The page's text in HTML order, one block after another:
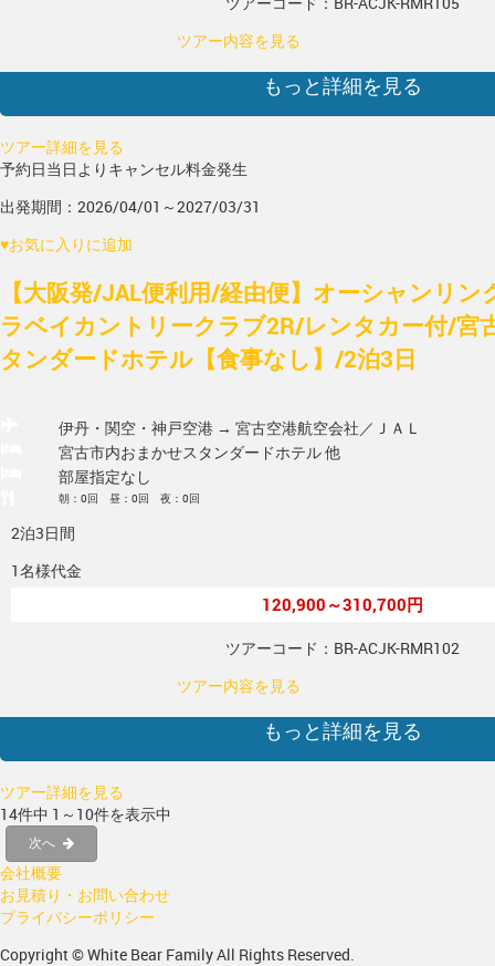
ツアー内容を見る
もっと詳細を見る
ツアー詳細を見る
予約日当日よりキャンセル料金発生
出発期間：2026/04/01～2027/03/31
♥お気に入りに追加
【大阪発/JAL便利用/経由便】オーシャンリ
ラベイカントリークラブ2R/レンタカー付/宮
タンダードホテル【食事なし】/2泊3日
伊丹・関空・神戸空港 → 宮古空港航空会社／ＪＡＬ
宮古市内おまかせスタンダードホテル 他
部屋指定なし
朝：0回 昼：0回 夜：0回
2泊3日間
1名様代金
120,900～310,700円
ツアーコード：BR-ACJK-RMR102
ツアー内容を見る
もっと詳細を見る
ツアー詳細を見る
14件中 1～10件を表示中
次へ
会社概要
お見積り・お問い合わせ
プライバシーポリシー
Copyright © White Bear Family All Rights Reserved.